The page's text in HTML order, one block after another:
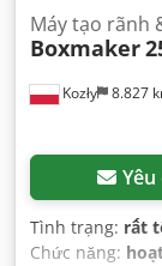
Kozły 8.827
Máy tạo rãnh
Boxmaker
Yêu
Tình trạng: rất
Chức năng: